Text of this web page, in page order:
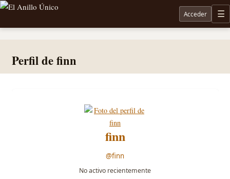
Noticias sobre Tolkien: El Señor de los Anillos, Los Anillos de Poder, La Caza de Gollum, la
Acceder
Perfil de finn
finn
@finn
No activo recientemente